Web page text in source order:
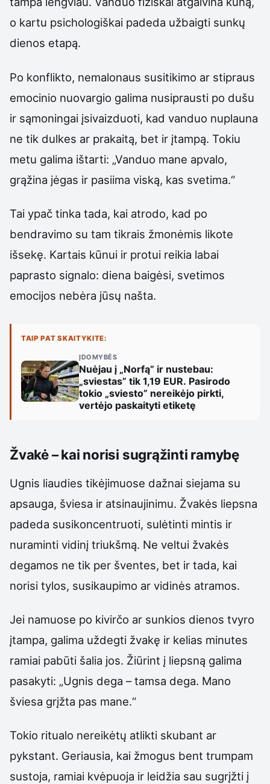
o kartu psichologiškai padeda užbaigti sunkų
dienos etapą.
Po konflikto, nemalonaus susitikimo ar stipraus
emocinio nuovargio galima nusiprausti po dušu
ir sąmoningai įsivaizduoti, kad vanduo nuplauna
ne tik dulkes ar prakaitą, bet ir įtampą. Tokiu
metu galima ištarti: „Vanduo mane apvalo,
grąžina jėgas ir pasiima viską, kas svetima.“
Tai ypač tinka tada, kai atrodo, kad po
bendravimo su tam tikrais žmonėmis likote
išsekę. Kartais kūnui ir protui reikia labai
paprasto signalo: diena baigėsi, svetimos
emocijos nebėra jūsų našta.
TAIP PAT SKAITYKITE:
ĮDOMYBĖS
Nuėjau į „Norfą” ir nustebau:
„sviestas” tik 1,19 EUR. Pasirodo
tokio „sviesto” nereikėjo pirkti,
vertėjo paskaityti etiketę
Žvakė – kai norisi sugrąžinti ramybę
Ugnis liaudies tikėjimuose dažnai siejama su
apsauga, šviesa ir atsinaujinimu. Žvakės liepsna
padeda susikoncentruoti, sulėtinti mintis ir
nuraminti vidinį triukšmą. Ne veltui žvakės
degamos ne tik per šventes, bet ir tada, kai
norisi tylos, susikaupimo ar vidinės atramos.
Jei namuose po kivirčo ar sunkios dienos tvyro
įtampa, galima uždegti žvakę ir kelias minutes
ramiai pabūti šalia jos. Žiūrint į liepsną galima
pasakyti: „Ugnis dega – tamsa dega. Mano
šviesa grįžta pas mane.“
Tokio ritualo nereikėtų atlikti skubant ar
pykstant. Geriausia, kai žmogus bent trumpam
sustoja, ramiai kvėpuoja ir leidžia sau sugrįžti į